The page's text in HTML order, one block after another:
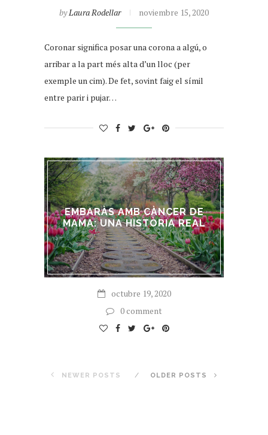
byLaura Rodellar noviembre 15, 2020
Coronar significa posar una corona a algú, o
arribar a la part més alta d’un lloc (per
exemple un cim). De fet, sovint faig el símil
entre parir i pujar…
EMBARÀS AMB CÀNCER DE
MAMA: UNA HISTÒRIA REAL
octubre 19, 2020
0 comment
NEWER POSTS OLDER POSTS